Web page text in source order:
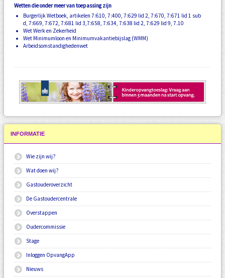
Wetten die onder meer van toepassing zijn
Burgerlijk Wetboek, artikelen 7:610, 7:400, 7:629 lid 2, 7:670, 7:671 lid 1 sub
d, 7:669, 7:672, 7:681 lid 3,7:658, 7:634, 7:638 lid 2, 7:629 lid 9, 7.10
Wet Werk en Zekerheid
Wet Minimumloon en Minimumvakantiebijslag (WMM)
Arbeidsomstandighedenwet
INFORMATIE
Wie zijn wij?
Wat doen wij?
Gastouderoverzicht
De Gastoudercentrale
Overstappen
Oudercommissie
Stage
Inloggen OpvangApp
Nieuws